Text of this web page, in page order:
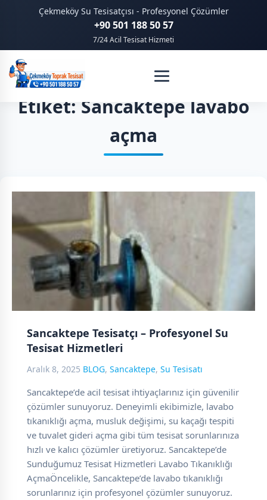
Çekmeköy Su Tesisatçısı - Profesyonel Çözümler
+90 501 188 50 57
7/24 Acil Tesisat Hizmeti
Etiket: Sancaktepe lavabo
açma
Sancaktepe Tesisatçı – Profesyonel Su
Tesisat Hizmetleri
Aralık 8, 2025 BLOG, Sancaktepe, Su Tesisatı
Sancaktepe’de acil tesisat ihtiyaçlarınız için güvenilir
çözümler sunuyoruz. Deneyimli ekibimizle, lavabo
tıkanıklığı açma, musluk değişimi, su kaçağı tespiti
ve tuvalet gideri açma gibi tüm tesisat sorunlarınıza
hızlı ve kalıcı çözümler üretiyoruz. Sancaktepe’de
Sunduğumuz Tesisat Hizmetleri Lavabo Tıkanıklığı
AçmaÖncelikle, Sancaktepe’de lavabo tıkanıklığı
sorunlarınız için profesyonel çözümler sunuyoruz.